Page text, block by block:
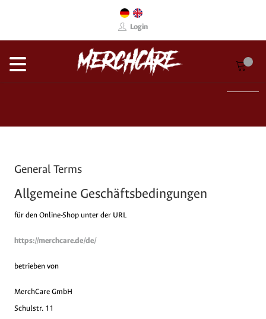
Login
General Terms
Allgemeine Geschäftsbedingungen
für den Online-Shop unter der URL
https://merchcare.de/de/
betrieben von
MerchCare GmbH
Schulstr. 11